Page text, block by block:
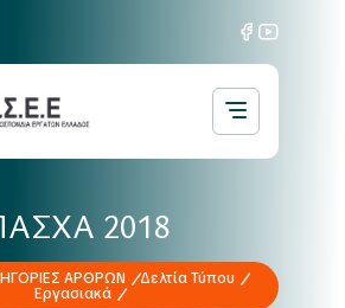
2018
ΑΡΘΡΩΝ
Δελτία Τύπου
Εργασιακά